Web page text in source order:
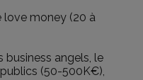
love money (20 à
business angels, le
(50-500K€),